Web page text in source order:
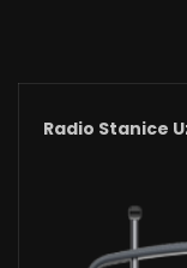
Radio Stanice